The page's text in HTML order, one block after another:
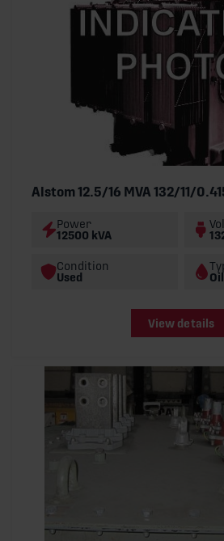
Alstom 12.5/16 MVA 132/11/
Power
12500 kVA
Condition
Used
Oil
View details